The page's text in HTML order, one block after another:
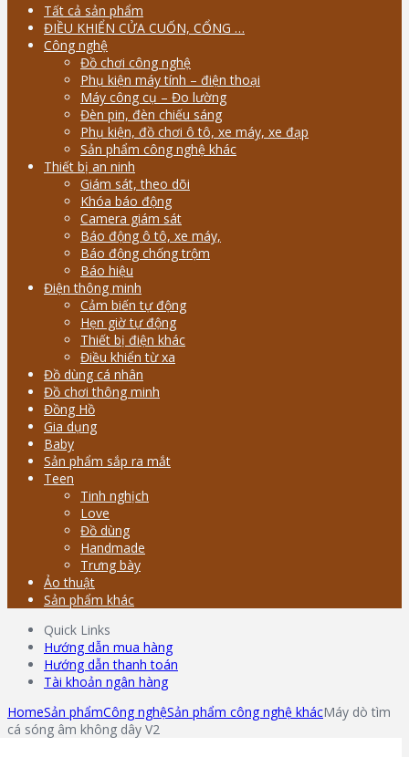
Tất cả sản phẩm
ĐIỀU KHIỂN CỬA CUỐN, CỔNG …
Công nghệ
Đồ chơi công nghệ
Phụ kiện máy tính – điện thoại
Máy công cụ – Đo lường
Đèn pin, đèn chiếu sáng
Phụ kiện, đồ chơi ô tô, xe máy, xe đạp
Sản phẩm công nghệ khác
Thiết bị an ninh
Giám sát, theo dõi
Khóa báo động
Camera giám sát
Báo động ô tô, xe máy,
Báo động chống trộm
Báo hiệu
Điện thông minh
Cảm biến tự động
Hẹn giờ tự động
Thiết bị điện khác
Điều khiển từ xa
Đồ dùng cá nhân
Đồ chơi thông minh
Đồng Hồ
Gia dụng
Baby
Sản phẩm sắp ra mắt
Teen
Tinh nghịch
Love
Đồ dùng
Handmade
Trưng bày
Ảo thuật
Sản phẩm khác
Quick Links
Hướng dẫn mua hàng
Hướng dẫn thanh toán
Tài khoản ngân hàng
HomeSản phẩmCông nghệSản phẩm công nghệ khácMáy dò tìm
cá sóng âm không dây V2